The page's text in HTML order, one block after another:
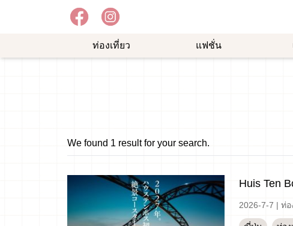
ท่องเที่ยว แฟชั่น
We found 1 result for your search.
Huis Ten
2026-7-7 | ท่อ